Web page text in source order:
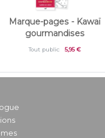
Marque-pages - Kawaï
gourmandises
Tout public 5,95 €